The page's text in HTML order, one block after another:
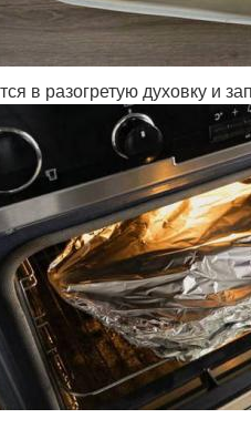
в разогретую духовку и